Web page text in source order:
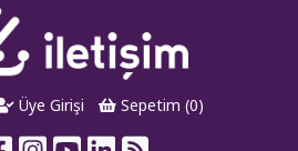
Üye Girişi Sepetim (0)